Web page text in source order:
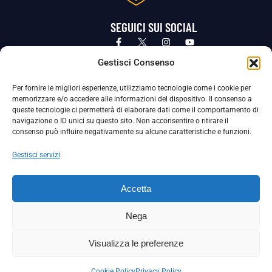
Gestisci Consenso
Per fornire le migliori esperienze, utilizziamo tecnologie come i cookie per
memorizzare e/o accedere alle informazioni del dispositivo. Il consenso a
queste tecnologie ci permetterà di elaborare dati come il comportamento di
navigazione o ID unici su questo sito. Non acconsentire o ritirare il
consenso può influire negativamente su alcune caratteristiche e funzioni.
Gestisci servizi
Accetta
Nega
Visualizza le preferenze
SEGUICI SUI SOCIAL
Privacy Policy Cookie Policy
La Società ha nominato il Responsabile della Protezione dei Dati Personali (DPO), figura specializzata che vigila sulle modalità
adottate dalla nostra Società per tutelare i Suoi dati personali.
Per contattare il DPO può scrivere a
La Società ha inoltre adottato un proprio Codice Etico, consultabile al seguente link:
Scarica il Codice Etico